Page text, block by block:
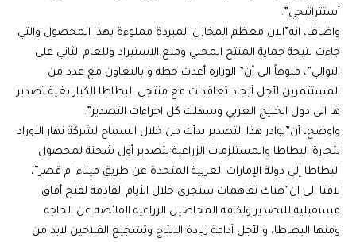
أستتراتيحي”.
واضاف، انه”الان معظم المخازن المبردة مملوءة بهذا المحصول والتي
جاءت نتيجة حماية المنتج المحلي ومنع الاستيراد وللعام الثاني على
التوالي”، منوهاً الى أن” الوزارة أعدت خطة و بالتعاون مع عدد من
المستثمرين لأجل أيجاد تعاقدات مع منتجي البطاطا الكبار بغية تصدير
ها الى دول الخليج العربي وسهلت كل اجراءات التصدير”.
واوضح، أن”بوادر هذا التصدير بدأت من خلال السماح لشركة نهار الاوراد
لتجارة البطاطا والمستلزمات الزراعية بتصدير أول شحنة لمحصول
البطاطا إلى دولة الإمارات العربية المتحدة عن طريق ميناء ام قصر”،
لافتا الى ان”هناك تفاهمات ستجرى خلال الأيام القادمة لفتح أفاق
مستقبلية للتصدير ولكافة المحاصيل الزراعية الفائضة عن الحاجة
ومنها البطاطا، و لأجل أدامة زيادة الانتاج وتشجيع الفلاحين لابد من